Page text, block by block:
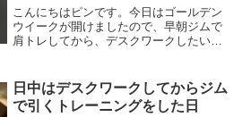
こんにちはピンです。今日はゴールデン
ウイークが開けましたので、早朝ジムで
肩トレしてから、デスクワークしたいと
日中はデスクワークしてからジム
で引くトレーニングをした日